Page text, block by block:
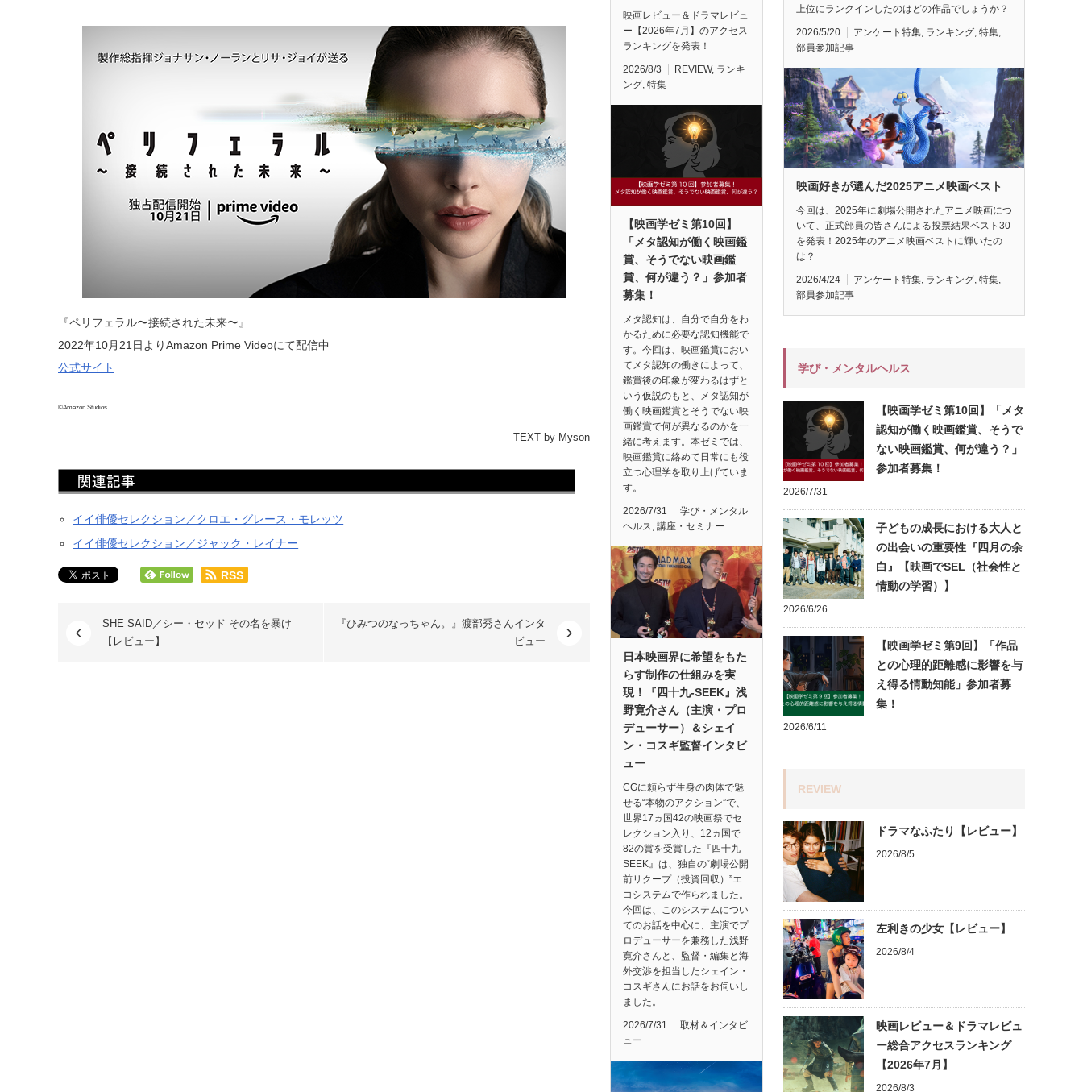
『ペリフェラル〜接続された未来〜』
2022年10月21日よりAmazon Prime Videoにて配信中
公式サイト
©Amazon Studios
TEXT by Myson
イイ俳優セレクション／クロエ・グレース・モレッツ
イイ俳優セレクション／ジャック・レイナー
RSS
SHE SAID／シー・セッド その名を暴け
【レビュー】
『ひみつのなっちゃん。』渡部秀さんインタ
ビュー
映画レビュー＆ドラマレビュ
ー【2026年7月】のアクセス
ランキングを発表！
2026/8/3 REVIEW, ランキ
ング, 特集
【映画学ゼミ第10回】
「メタ認知が働く映画鑑
賞、そうでない映画鑑
賞、何が違う？」参加者
募集！
メタ認知は、自分で自分をわ
かるために必要な認知機能で
す。今回は、映画鑑賞におい
てメタ認知の働きによって、
鑑賞後の印象が変わるはずと
いう仮説のもと、メタ認知が
働く映画鑑賞とそうでない映
画鑑賞で何が異なるのかを一
緒に考えます。本ゼミでは、
映画鑑賞に絡めて日常にも役
立つ心理学を取り上げていま
す。
2026/7/31
学び・メンタル
ヘルス, 講座・セミナー
日本映画界に希望をもた
らす制作の仕組みを実
現！『四十九-SEEK』浅
野寛介さん（主演・プロ
デューサー）＆シェイ
ン・コスギ監督インタビ
ュー
CGに頼らず生身の肉体で魅
せる“本物のアクション”で、
世界17ヵ国42の映画祭でセ
レクション入り、12ヵ国で
82の賞を受賞した『四十九-
SEEK』は、独自の“劇場公開
前リクープ（投資回収）”エ
コシステムで作られました。
今回は、このシステムについ
てのお話を中心に、主演でプ
ロデューサーを兼務した浅野
寛介さんと、監督・編集と海
外交渉を担当したシェイン・
コスギさんにお話をお伺いし
ました。
2026/7/31
取材＆インタビ
ュー
上位にランクインしたのはどの作品でしょうか？
2026/5/20 アンケート特集, ランキング, 特集,
部員参加記事
映画好きが選んだ2025アニメ映画ベスト
今回は、2025年に劇場公開されたアニメ映画につ
いて、正式部員の皆さんによる投票結果ベスト30
を発表！2025年のアニメ映画ベストに輝いたの
は？
2026/4/24 アンケート特集, ランキング, 特集,
部員参加記事
学び・メンタルヘルス
【映画学ゼミ第10回】「メタ
認知が働く映画鑑賞、そうで
ない映画鑑賞、何が違う？」
参加者募集！
2026/7/31
子どもの成長における大人と
の出会いの重要性『四月の余
白』【映画でSEL（社会性と
情動の学習）】
2026/6/26
【映画学ゼミ第9回】「作品
との心理的距離感に影響を与
え得る情動知能」参加者募
集！
2026/6/11
REVIEW
ドラマなふたり【レビュー】
2026/8/5
左利きの少女【レビュー】
2026/8/4
映画レビュー＆ドラマレビュ
ー総合アクセスランキング
【2026年7月】
2026/8/3